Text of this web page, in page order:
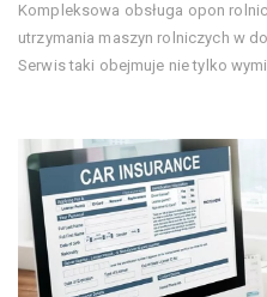
Kompleksowa obsługa opon
utrzymania maszyn rolniczych w
Serwis taki obejmuje nie tylko